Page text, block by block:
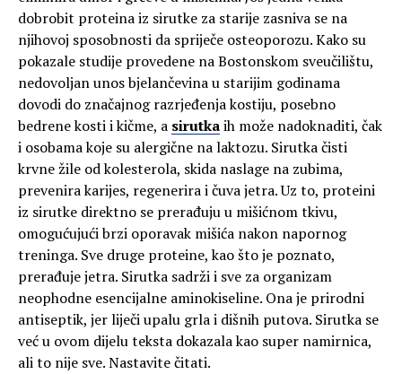
dobrobit proteina iz sirutke za starije zasniva se na
njihovoj sposobnosti da spriječe osteoporozu. Kako su
pokazale studije provedene na Bostonskom sveučilištu,
nedovoljan unos bjelančevina u starijim godinama
dovodi do značajnog razrjeđenja kostiju, posebno
bedrene kosti i kičme, a sirutkaih može nadoknaditi, čak
i osobama koje su alergične na laktozu. Sirutka čisti
krvne žile od kolesterola, skida naslage na zubima,
prevenira karijes, regenerira i čuva jetra. Uz to, proteini
iz sirutke direktno se prerađuju u mišićnom tkivu,
omogućujući brzi oporavak mišića nakon napornog
treninga. Sve druge proteine, kao što je poznato,
prerađuje jetra. Sirutka sadrži i sve za organizam
neophodne esencijalne aminokiseline. Ona je prirodni
antiseptik, jer liječi upalu grla i dišnih putova. Sirutka se
već u ovom dijelu teksta dokazala kao super namirnica,
ali to nije sve. Nastavite čitati.